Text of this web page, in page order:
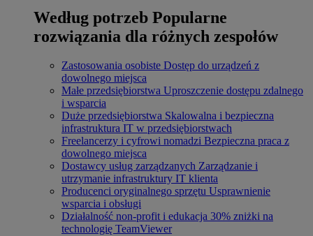
Według potrzeb Popularne
rozwiązania dla różnych zespołów
Zastosowania osobiste Dostęp do urządzeń z
dowolnego miejsca
Małe przedsiębiorstwa Uproszczenie dostępu zdalnego
i wsparcia
Duże przedsiębiorstwa Skalowalna i bezpieczna
infrastruktura IT w przedsiębiorstwach
Freelancerzy i cyfrowi nomadzi Bezpieczna praca z
dowolnego miejsca
Dostawcy usług zarządzanych Zarządzanie i
utrzymanie infrastruktury IT klienta
Producenci oryginalnego sprzętu Usprawnienie
wsparcia i obsługi
Działalność non-profit i edukacja 30% zniżki na
technologię TeamViewer